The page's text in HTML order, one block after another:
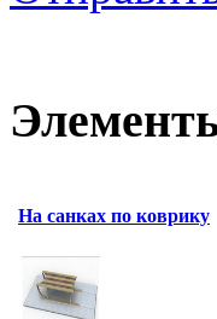
На санках по коврику